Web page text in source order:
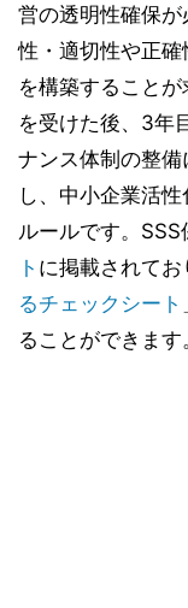
営の透明性確保
性・適切性や正
を構築すること
を受けた後、3年
ナンス体制の整
し、中小企業活
ルールです。
ト に掲載されてお
るチェックシート
ることができます